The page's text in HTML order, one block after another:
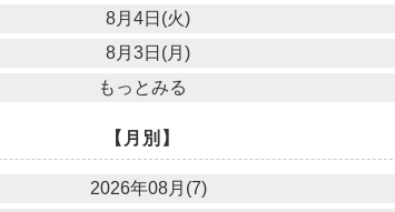
8月4日(火)
8月3日(月)
もっとみる
【月別】
2026年08月(7)